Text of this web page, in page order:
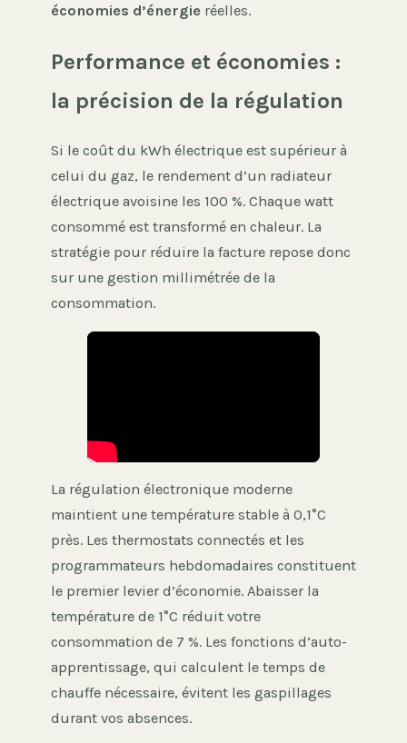
économies d’énergie réelles.
Performance et économies :
la précision de la régulation
Si le coût du kWh électrique est supérieur à
celui du gaz, le rendement d’un radiateur
électrique avoisine les 100 %. Chaque watt
consommé est transformé en chaleur. La
stratégie pour réduire la facture repose donc
sur une gestion millimétrée de la
consommation.
La régulation électronique moderne
maintient une température stable à 0,1°C
près. Les thermostats connectés et les
programmateurs hebdomadaires constituent
le premier levier d’économie. Abaisser la
température de 1°C réduit votre
consommation de 7 %. Les fonctions d’auto-
apprentissage, qui calculent le temps de
chauffe nécessaire, évitent les gaspillages
durant vos absences.